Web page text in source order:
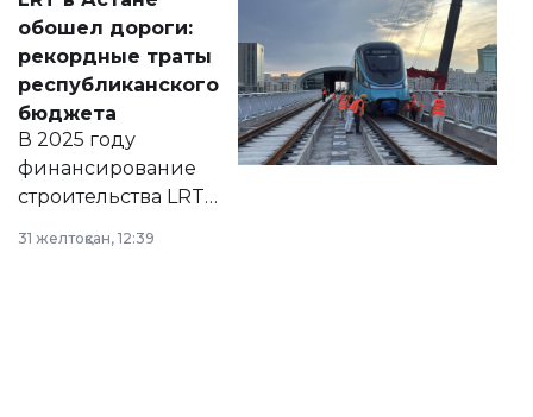
документ
появился в базе
нормативных
правовых актов и
на сайте маслихат
города.
обошел дороги:
рекордные траты
республиканского
бюджета
В 2025 году
финансирование
строительства LRT
республиканского
31 желтоқсан, 12:39